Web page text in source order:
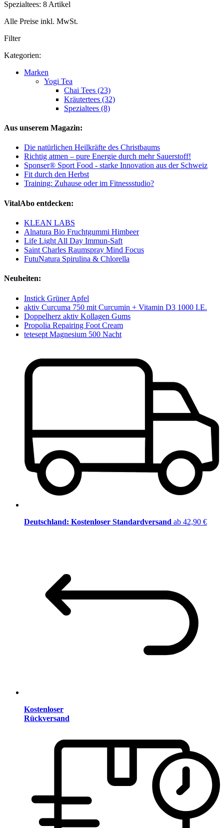
Spezialtees: 8 Artikel
Alle Preise inkl. MwSt.
Filter
Kategorien:
Marken
Yogi Tea
Chai Tees (23)
Kräutertees (32)
Spezialtees (8)
Aus unserem Magazin:
Die natürlichen Heilkräfte des Christbaums
Richtig atmen – pure Energie durch mehr Sauerstoff!
Sponser® Sport Food - starke Innovation aus der Schweiz
Fit durch den Herbst
Training: Zuhause oder im Fitnessstudio?
VitalAbo entdecken:
KLEAN LABS
Alnatura Bio Fruchtgummi Himbeer
Life Light All Day Immun-Saft
Saint Charles Raumspray Mind Focus
FutuNatura Spirulina & Chlorella
Neuheiten:
Instick Grüner Apfel
aktiv Curcuma 750 mit Curcumin + Vitamin D3 1000 I.E.
Doppelherz aktiv Kollagen Gums
Propolia Repairing Foot Cream
tetesept Magnesium 500 Nacht
Deutschland: Kostenloser Standardversand ab 42,90 €
Kostenloser
Rückversand